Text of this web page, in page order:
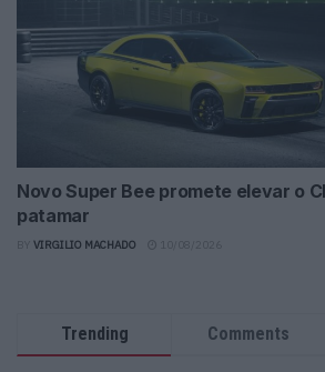
Novo Super Bee promete elevar o
patamar
VIRGILIO MACHADO
Trending Comments